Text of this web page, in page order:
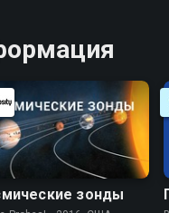
зонды